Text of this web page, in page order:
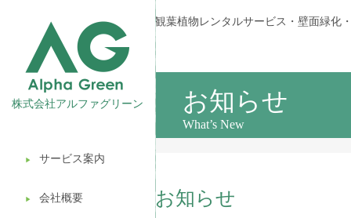
株式会社アルファグリーン
▶︎ サービス案内
▶︎ 会社概要
観葉植物レンタル
壁面緑化
観葉植物レンタルサービス・壁面緑化
お知らせ
What’s New
お知らせ